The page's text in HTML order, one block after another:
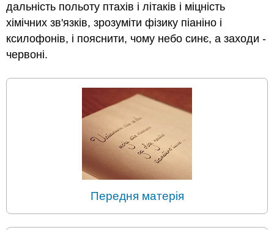
дальність польоту птахів і літаків і міцність
хімічних зв'язків, зрозуміти фізику піаніно і
ксилофонів, і пояснити, чому небо синє, а заходи -
червоні.
Передня матерія